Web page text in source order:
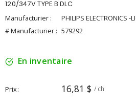
120/347V TYPE B DLC
Manufacturier :
PHILIPS ELECTRONICS -
# Manufacturier : 579292
En inventaire
Prix 16,81 $ / ch